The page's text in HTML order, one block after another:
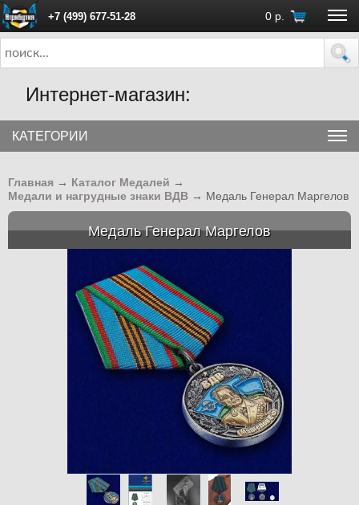
+7 (499) 677-51-28 0 р.
ПН - ПТ с 10:00 до 18:00 (Москва)
Интернет-магазин:
КАТЕГОРИИ
Главная → Каталог Медалей →
Медали и нагрудные знаки ВДВ → Медаль Генерал Маргелов
Медаль Генерал Маргелов